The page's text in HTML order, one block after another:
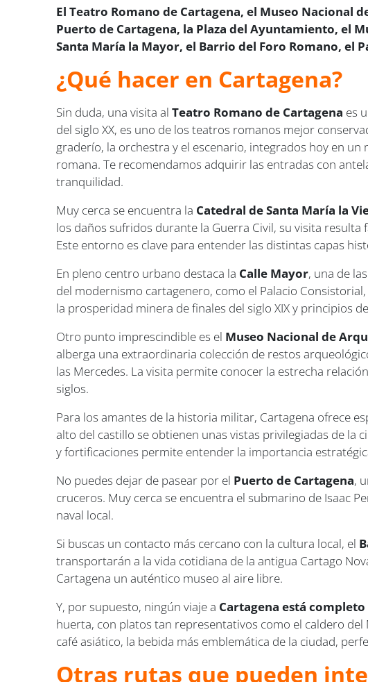
El Teatro Romano de Cartagena, el Museo Nacional
Puerto de Cartagena, la Plaza del Ayuntamiento, el
Santa María la Mayor, el Barrio del Foro Romano, el
¿Qué hacer en Cartagena?
Sin duda, una visita alTeatro Romano de Cartagena es
del siglo XX, es uno de los teatros romanos mejor
graderío, la orchestra y el escenario, integrados hoy en
romana. Te recomendamos adquirir las entradas con
tranquilidad.
Muy cerca se encuentra la Catedral de Santa María la
los daños sufridos durante la Guerra Civil, su visita
Este entorno es clave para entender las distintas capas
En pleno centro urbano destaca la Calle Mayor, una de
del modernismo cartagenero, como el Palacio
la prosperidad minera de finales del siglo XIX y principios
Otro punto imprescindible es el Museo Nacional de
alberga una extraordinaria colección de restos
las Mercedes. La visita permite conocer la estrecha
siglos.
Para los amantes de la historia militar, Cartagena ofrece
alto del castillo se obtienen unas vistas privilegiadas de la
y fortificaciones permite entender la importancia
No puedes dejar de pasear por el Puerto de Cartagena,
cruceros. Muy cerca se encuentra el submarino de Isaac
naval local.
Si buscas un contacto más cercano con la cultura local, el
transportarán a la vida cotidiana de la antigua Cartago
Cartagena un auténtico museo al aire libre.
Y, por supuesto, ningún viaje a Cartagena está
huerta, con platos tan representativos como el caldero
café asiático, la bebida más emblemática de la ciudad,
Otras rutas que pueden